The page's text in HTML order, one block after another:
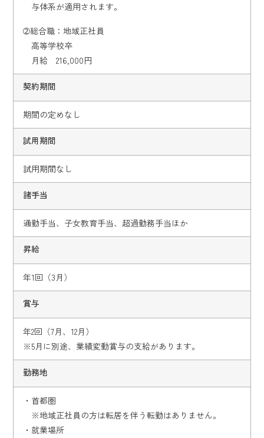
与体系が適用されます。
➁総合職：地域正社員
高等学校卒
月給 216,000円
契約期間
期間の定めなし
試用期間
試用期間なし
諸手当
通勤手当、子女教育手当、超過勤務手当ほか
昇給
年1回（3月）
賞与
年2回（7月、12月）
※5月に別途、業績変動賞与の支給があります。
勤務地
・首都圏
※地域正社員の方は転居を伴う転勤はありません。
・就業場所